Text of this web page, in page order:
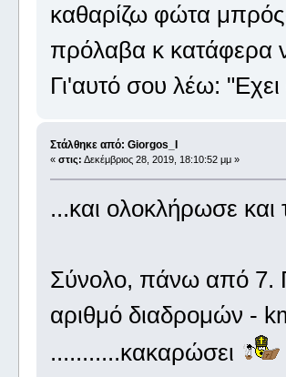
καθαρίζω φώτα
πρόλαβα κ κατάφερα
Γι'αυτό σου λέω:
Στάλθηκε από: Giorgos_I
« στις: Δεκέμβριος 28, 2019, 18:10:52 μμ »
...και ολοκλήρωσε
Σύνολο, πάνω από 7.
αριθμό διαδρομών -
...........κακαρώσει